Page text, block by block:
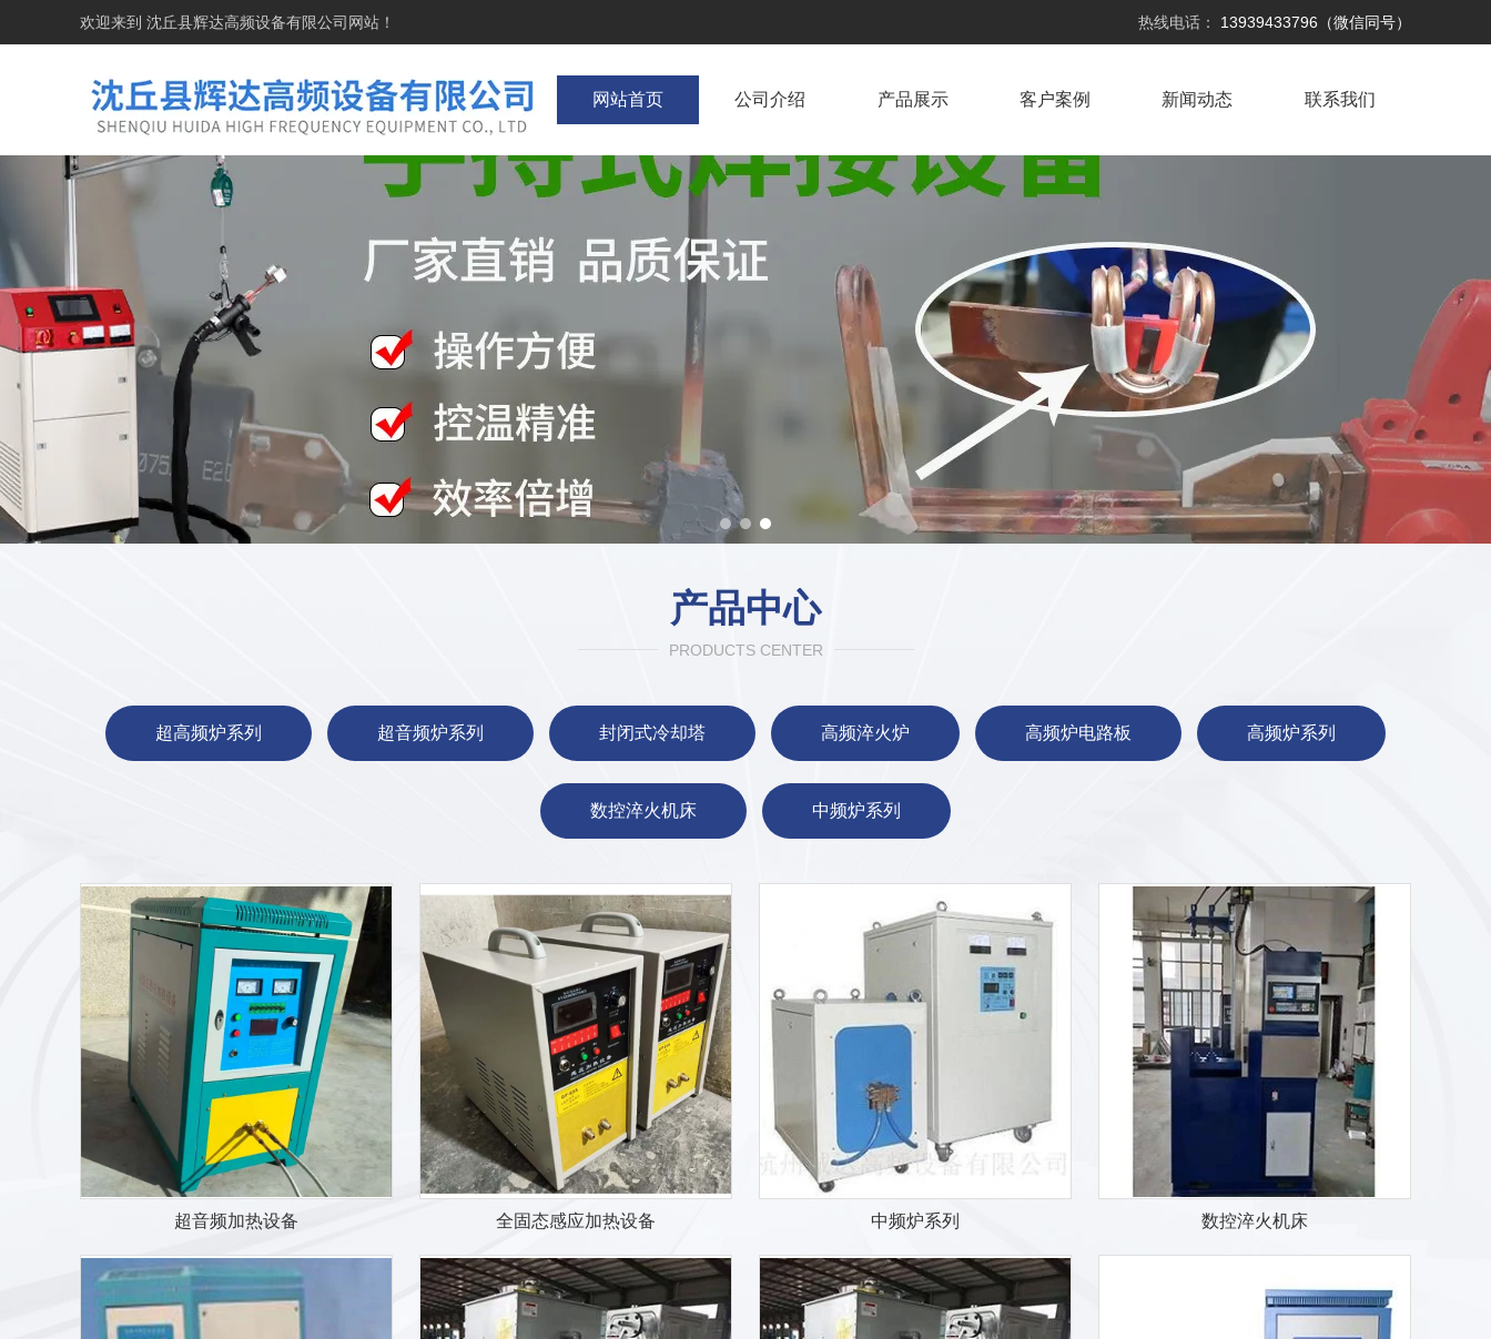
欢迎来到 沈丘县辉达高频设备有限公司 网站！ 热线电话： 13939433796（微信同号）
网站首页 公司介绍 产品展示 客户案例 新闻动态 联系我们
产品中心
PRODUCTS CENTER
超高频炉系列 超音频炉系列 封闭式冷却塔 高频淬火炉 高频炉电路板 高频炉系列
数控淬火机床 中频炉系列
超音频加热设备 全固态感应加热设备 中频炉系列 数控淬火机床